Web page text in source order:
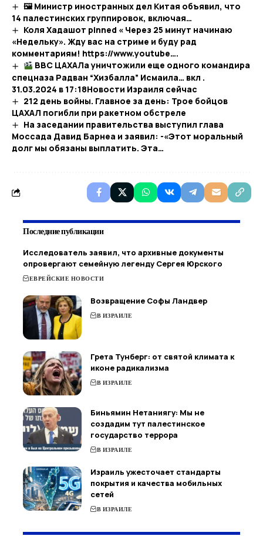
🖼 Министр иностранных дел Китая объявил, что
14 палестинских группировок, включая…
Коля Хадашот pinned « Через 25 минут начинаю
«Недельку». Жду вас на стриме и буду рад
комментариям! https://www.youtube….
ВВС ЦАХАЛа уничтожили еще одного командира
спецназа Радван “Хизбалла” Исмаила… вкл .
31.03.2024 в 17:18​Новости Израиля сейчас
212 день войны. Главное за день: Трое бойцов
ЦАХАЛ погибли при ракетном обстреле
На заседании правительства выступил глава
Моссада Давид Барнеа и заявил: -«Этот моральный
долг мы обязаны выплатить. Эта…
Последние публикации
Исследователь заявил, что архивные документы
опровергают семейную легенду Сергея Юрского
ЕВРЕЙСКИЕ НОВОСТИ
Возвращение Софы Ландвер
В ИЗРАИЛЕ
Грета Тунберг: от святой климата к
иконе радикализма
В ИЗРАИЛЕ
Биньямин Нетаниягу: Мы не
создадим тут палестинское
государство террора
В ИЗРАИЛЕ
Израиль ужесточает стандарты
покрытия и качества мобильных
сетей
В ИЗРАИЛЕ